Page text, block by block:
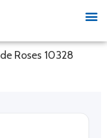
Roses 10328